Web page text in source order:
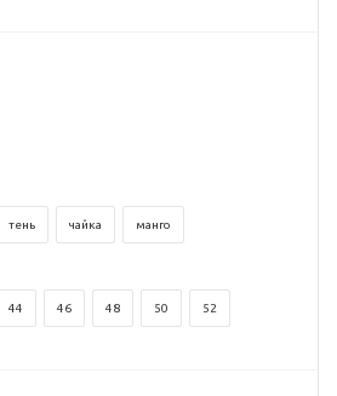
тень чайка манго
44 46 48 50 52